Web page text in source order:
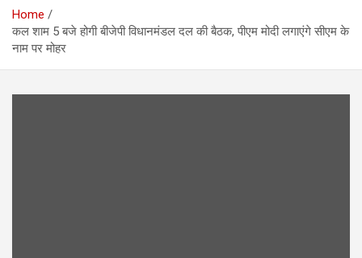
Home
कल शाम 5 बजे होगी बीजेपी विधानमंडल दल की बैठक, पीएम मोदी लगाएंगे सीएम के
नाम पर मोहर